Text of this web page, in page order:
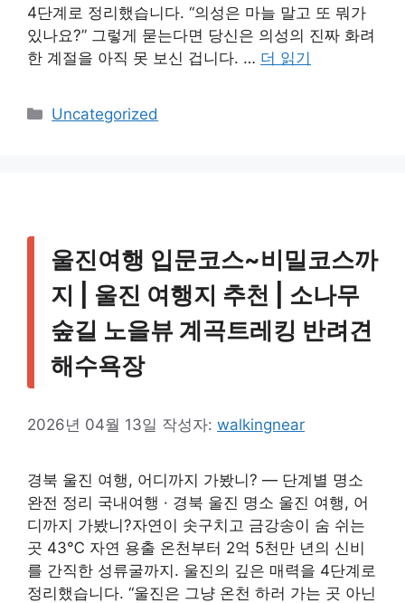
4단계로 정리했습니다. “의성은 마늘 말고 또 뭐가
있나요?” 그렇게 묻는다면 당신은 의성의 진짜 화려
한 계절을 아직 못 보신 겁니다. … 더 읽기
카
Uncategorized
울진여행 입문코스~비밀코스까
지 | 울진 여행지 추천 | 소나무
숲길 노을뷰 계곡트레킹 반려견
해수욕장
2026년 04월 13일 작성자: walkingnear
경북 울진 여행, 어디까지 가봤니? — 단계별 명소
완전 정리 국내여행 · 경북 울진 명소 울진 여행, 어
디까지 가봤니?자연이 솟구치고 금강송이 숨 쉬는
곳 43℃ 자연 용출 온천부터 2억 5천만 년의 신비
를 간직한 성류굴까지. 울진의 깊은 매력을 4단계로
정리했습니다. “울진은 그냥 온천 하러 가는 곳 아닌